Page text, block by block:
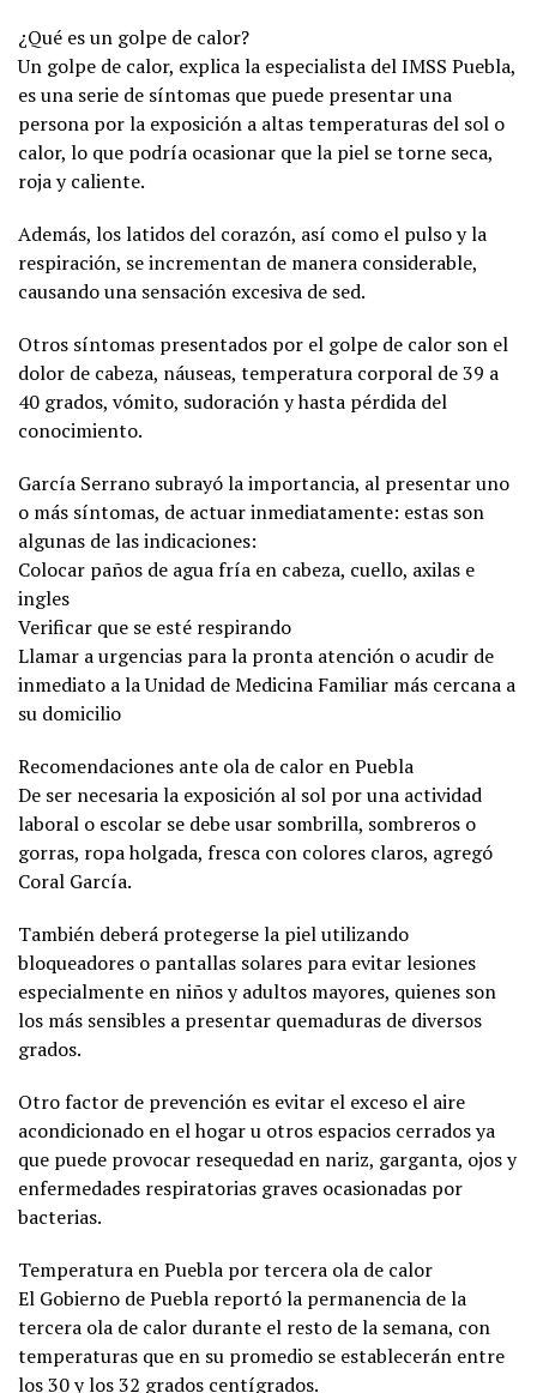
¿Qué es un golpe de calor?
Un golpe de calor, explica la especialista del IMSS Puebla,
es una serie de síntomas que puede presentar una
persona por la exposición a altas temperaturas del sol o
calor, lo que podría ocasionar que la piel se torne seca,
roja y caliente.
Además, los latidos del corazón, así como el pulso y la
respiración, se incrementan de manera considerable,
causando una sensación excesiva de sed.
Otros síntomas presentados por el golpe de calor son el
dolor de cabeza, náuseas, temperatura corporal de 39 a
40 grados, vómito, sudoración y hasta pérdida del
conocimiento.
García Serrano subrayó la importancia, al presentar uno
o más síntomas, de actuar inmediatamente: estas son
algunas de las indicaciones:
Colocar paños de agua fría en cabeza, cuello, axilas e
ingles
Verificar que se esté respirando
Llamar a urgencias para la pronta atención o acudir de
inmediato a la Unidad de Medicina Familiar más cercana a
su domicilio
Recomendaciones ante ola de calor en Puebla
De ser necesaria la exposición al sol por una actividad
laboral o escolar se debe usar sombrilla, sombreros o
gorras, ropa holgada, fresca con colores claros, agregó
Coral García.
También deberá protegerse la piel utilizando
bloqueadores o pantallas solares para evitar lesiones
especialmente en niños y adultos mayores, quienes son
los más sensibles a presentar quemaduras de diversos
grados.
Otro factor de prevención es evitar el exceso el aire
acondicionado en el hogar u otros espacios cerrados ya
que puede provocar resequedad en nariz, garganta, ojos y
enfermedades respiratorias graves ocasionadas por
bacterias.
Temperatura en Puebla por tercera ola de calor
El Gobierno de Puebla reportó la permanencia de la
tercera ola de calor durante el resto de la semana, con
temperaturas que en su promedio se establecerán entre
los 30 y los 32 grados centígrados.